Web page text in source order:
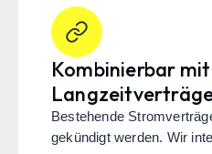
Kombinierbar mit
Bestehende
gekündigt werden. Wir